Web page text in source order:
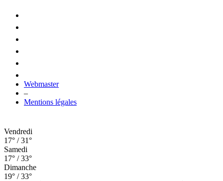
Webmaster
–
Mentions légales
Vendredi
17° / 31°
Samedi
17° / 33°
Dimanche
19° / 33°